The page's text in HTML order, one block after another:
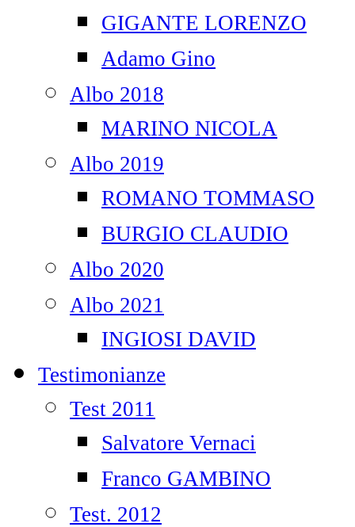
GIGANTE LORENZO
Adamo Gino
Albo 2018
MARINO NICOLA
Albo 2019
ROMANO TOMMASO
BURGIO CLAUDIO
Albo 2020
Albo 2021
INGIOSI DAVID
Testimonianze
Test 2011
Salvatore Vernaci
Franco GAMBINO
Test. 2012